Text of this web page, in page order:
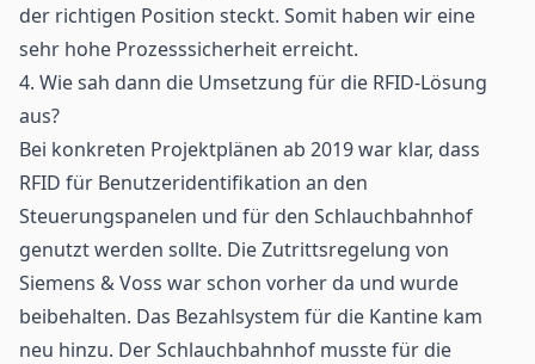
der richtigen Position steckt. Somit haben wir eine
sehr hohe Prozesssicherheit erreicht.
4. Wie sah dann die Umsetzung für die RFID-Lösung
aus?
Bei konkreten Projektplänen ab 2019 war klar, dass
RFID für Benutzeridentifikation an den
Steuerungspanelen und für den Schlauchbahnhof
genutzt werden sollte. Die Zutrittsregelung von
Siemens & Voss war schon vorher da und wurde
beibehalten. Das Bezahlsystem für die Kantine kam
neu hinzu. Der Schlauchbahnhof musste für die